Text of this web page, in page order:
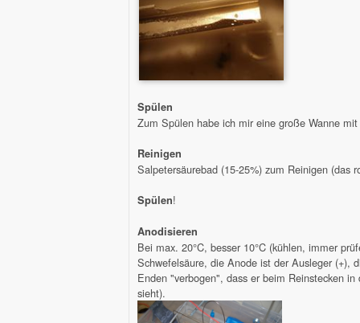
Spülen
Zum Spülen habe ich mir eine große Wanne
Reinigen
Salpetersäurebad (15-25%) zum Reinigen (das
Spülen!
Anodisieren
Bei max. 20°C, besser 10°C (kühlen, immer
Schwefelsäure, die Anode ist der Ausleger (+),
Enden "verbogen", dass er beim Reinstecken
sieht).